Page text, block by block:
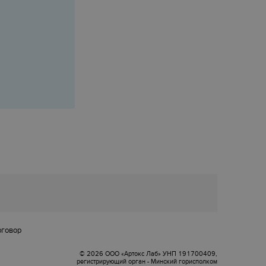
© 2026 ООО «Артокс Лаб» УНП 191700409,
регистрирующий орган - Минский горисполком